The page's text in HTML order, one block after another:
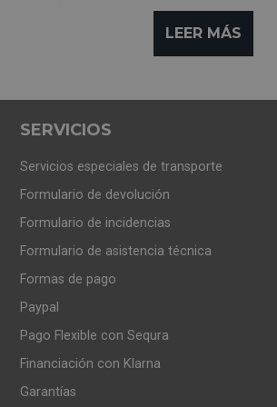
variedad de fuegos, contamos con
elegir las opciones de
los modelos con dimensiones
DE GAS?
tanto para recibir suministro de
LEER MÁS
SERVICIOS
Servicios especiales de transporte
Formulario de devolución
Formulario de incidencias
Formulario de asistencia técnica
Formas de pago
Paypal
Pago Flexible con Sequra
Financiación con Klarna
Garantías